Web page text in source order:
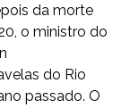
da morte
o ministro do
do Rio
passado. O